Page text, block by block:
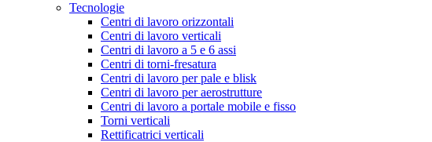
Tecnologie
Centri di lavoro orizzontali
Centri di lavoro verticali
Centri di lavoro a 5 e 6 assi
Centri di torni-fresatura
Centri di lavoro per pale e blisk
Centri di lavoro per aerostrutture
Centri di lavoro a portale mobile e fisso
Torni verticali
Rettificatrici verticali